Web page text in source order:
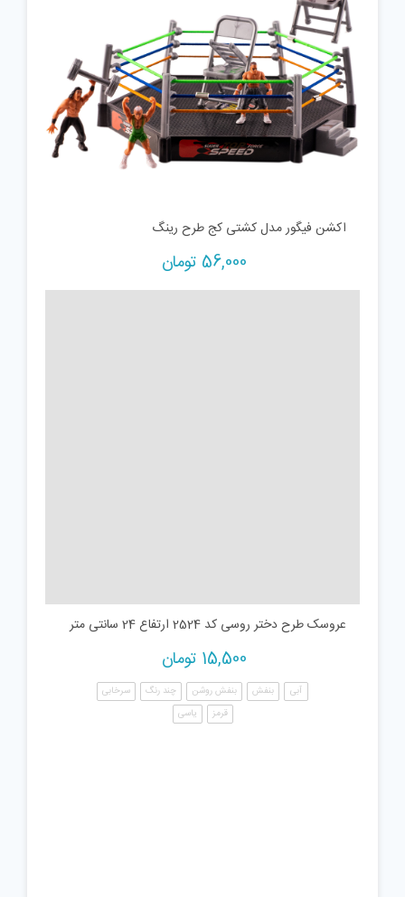
اکشن فیگور مدل کشتی کج طرح رینگ
56,000 تومان
عروسک طرح دختر روسی کد 2524 ارتفاع 24 سانتی متر
15,500 تومان
آبی بنفش بنفش روشن چند رنگ
سرخابی
قرمز
یاسی